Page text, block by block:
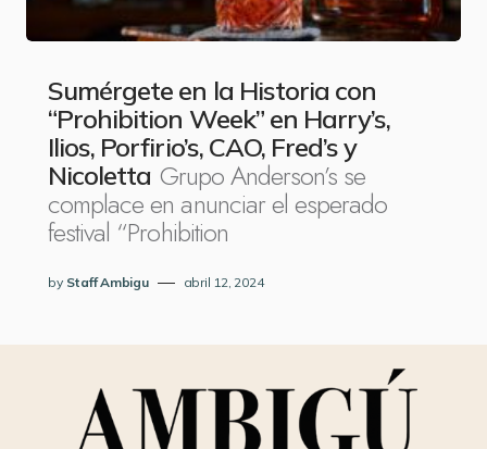
Sumérgete en la Historia con
“Prohibition Week” en Harry’s,
Ilios, Porfirio’s, CAO, Fred’s y
Nicoletta Grupo Anderson’s se
complace en anunciar el esperado
festival “Prohibition
by Staff Ambigu abril 12, 2024